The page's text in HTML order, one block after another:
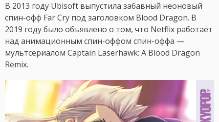
В 2013 году Ubisoft выпустила забавный неоновый
спин-офф Far Cry под заголовком Blood Dragon. В
2019 году было объявлено о том, что Netflix работает
над анимационным спин-оффом спин-оффа —
мультсериалом Captain Laserhawk: A Blood Dragon
Remix.